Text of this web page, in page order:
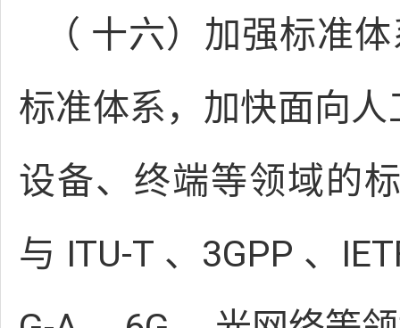
（ 十六）加强标准
标准体系，加快面向
设备、终端等领域的
与 ITU-T 、3GPP 、